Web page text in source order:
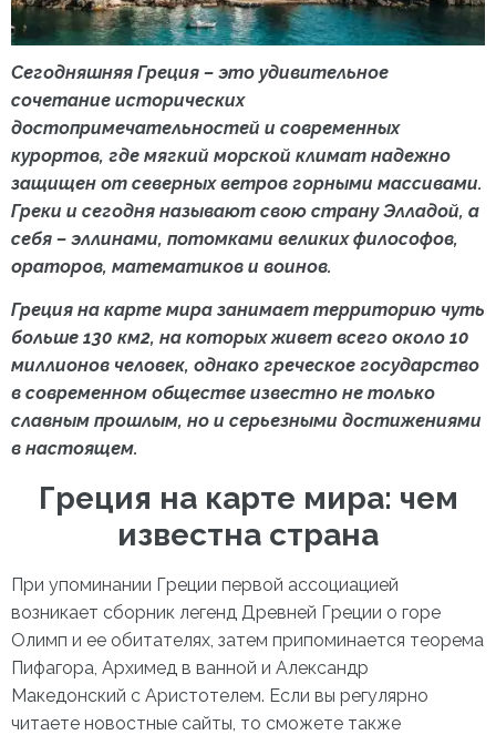
Сегодняшняя Греция – это удивительное
сочетание исторических
достопримечательностей и современных
курортов, где мягкий морской климат надежно
защищен от северных ветров горными массивами.
Греки и сегодня называют свою страну Элладой, а
себя – эллинами, потомками великих философов,
ораторов, математиков и воинов.
Греция на карте мира занимает территорию чуть
больше 130 км2, на которых живет всего около 10
миллионов человек, однако греческое государство
в современном обществе известно не только
славным прошлым, но и серьезными достижениями
в настоящем.
Греция на карте мира: чем
известна страна
При упоминании Греции первой ассоциацией
возникает сборник легенд Древней Греции о горе
Олимп и ее обитателях, затем припоминается теорема
Пифагора, Архимед в ванной и Александр
Македонский с Аристотелем. Если вы регулярно
читаете новостные сайты, то сможете также